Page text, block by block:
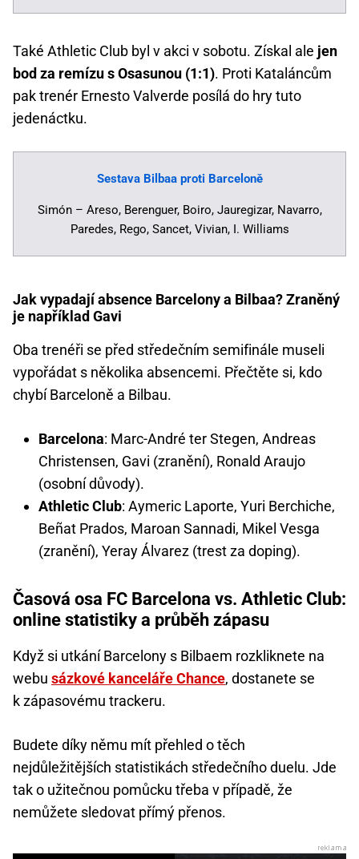
Také Athletic Club byl v akci v sobotu. Získal ale jen
bod za remízu s Osasunou (1:1). Proti Kataláncům
pak trenér Ernesto Valverde posílá do hry tuto
jedenáctku.
Sestava Bilbaa proti Barceloně
Simón – Areso, Berenguer, Boiro, Jauregizar, Navarro,
Paredes, Rego, Sancet, Vivian, I. Williams
Jak vypadají absence Barcelony a Bilbaa? Zraněný
je například Gavi
Oba trenéři se před středečním semifinále museli
vypořádat s několika absencemi. Přečtěte si, kdo
chybí Barceloně a Bilbau.
Barcelona: Marc-André ter Stegen, Andreas
Christensen, Gavi (zranění), Ronald Araujo
(osobní důvody).
Athletic Club: Aymeric Laporte, Yuri Berchiche,
Beñat Prados, Maroan Sannadi, Mikel Vesga
(zranění), Yeray Álvarez (trest za doping).
Časová osa FC Barcelona vs. Athletic Club:
online statistiky a průběh zápasu
Když si utkání Barcelony s Bilbaem rozkliknete na
webu sázkové kanceláře Chance, dostanete se
k zápasovému trackeru.
Budete díky němu mít přehled o těch
nejdůležitějších statistikách středečního duelu. Jde
tak o užitečnou pomůcku třeba v případě, že
nemůžete sledovat přímý přenos.